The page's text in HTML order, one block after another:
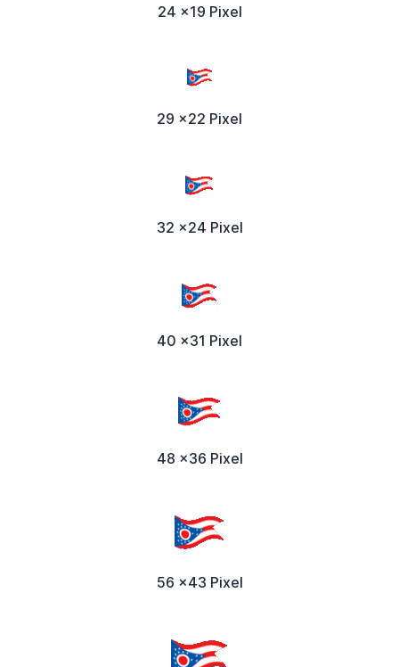
24 x19 Pixel
29 x22 Pixel
32 x24 Pixel
40 x31 Pixel
48 x36 Pixel
56 x43 Pixel